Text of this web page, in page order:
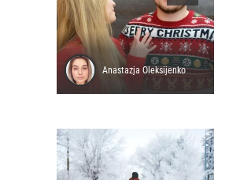
Anastazja Oleksijenko